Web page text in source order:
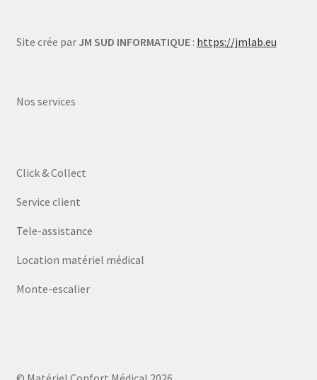
Site crée par JM SUD INFORMATIQUE: https://jmlab.eu
Nos services
Click & Collect
Service client
Tele-assistance
Location matériel médical
Monte-escalier